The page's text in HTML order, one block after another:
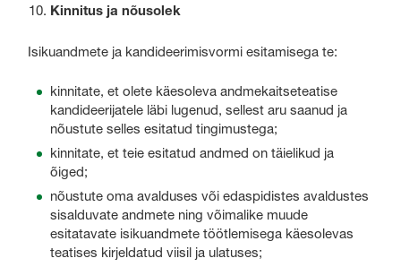
Kinnitus ja nõusolek
Isikuandmete ja kandideerimisvormi esitamisega te:
kinnitate, et olete käesoleva andmekaitseteatise
kandideerijatele läbi lugenud, sellest aru saanud ja
nõustute selles esitatud tingimustega;
kinnitate, et teie esitatud andmed on täielikud ja
õiged;
nõustute oma avalduses või edaspidistes avaldustes
sisalduvate andmete ning võimalike muude
esitatavate isikuandmete töötlemisega käesolevas
teatises kirjeldatud viisil ja ulatuses;